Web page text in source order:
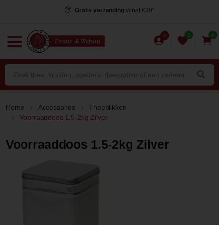
Gratis verzending vanaf €39*
0 0
Home Accessoires
Theeblikken
Voorraaddoos 1.5-2kg Zilver
Voorraaddoos 1.5-2kg Zilver